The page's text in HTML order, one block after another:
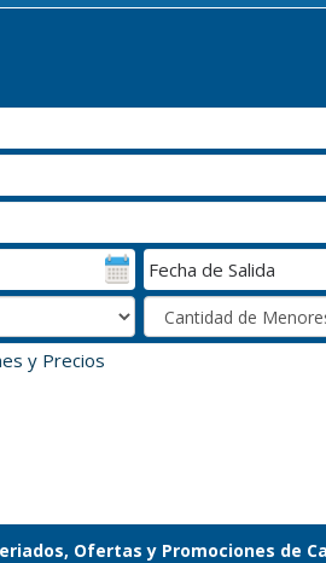
Ofertas y Promociones de